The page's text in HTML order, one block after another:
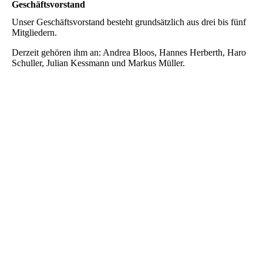
Geschäftsvorstand
Unser Geschäftsvorstand besteht grundsätzlich aus drei bis fünf
Mitgliedern.
Derzeit gehören ihm an: Andrea Bloos, Hannes Herberth, Haro
Schuller, Julian Kessmann und Markus Müller.